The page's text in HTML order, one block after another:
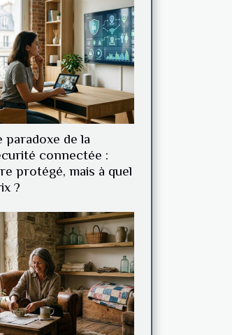
paradoxe de la
connectée :
protégé, mais à quel
?